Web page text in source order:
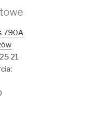
790A
21